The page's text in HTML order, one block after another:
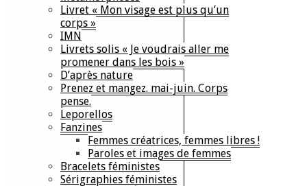
Livret « Mon visage est plus qu’un
corps »
IMN
Livrets solis « Je voudrais aller me
promener dans les bois »
D’après nature
Prenez et mangez. mai-juin. Corps
pense.
Leporellos
Fanzines
Femmes créatrices, femmes libres !
Paroles et images de femmes
Bracelets féministes
Sérigraphies féministes